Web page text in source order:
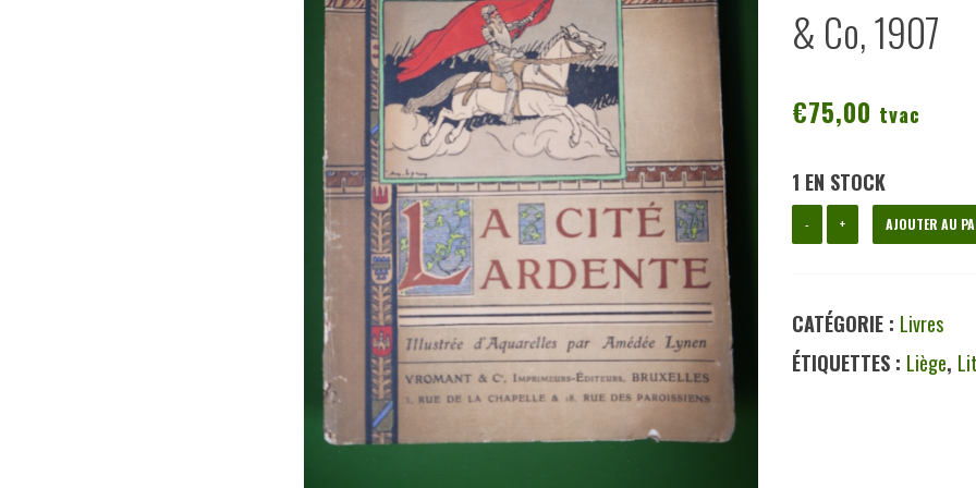
& Co, 1907
€75,00 tvac
1 EN STOCK
-
quantité
cité
ardente,
+ AJOUTER AU
CATÉGORIE : Livres
ÉTIQUETTES : Liège,